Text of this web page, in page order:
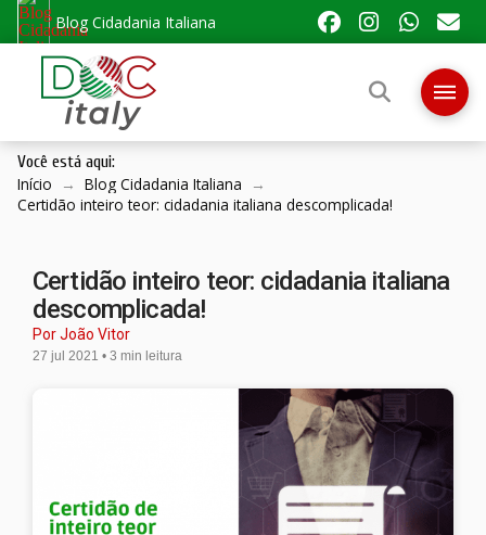
Blog Cidadania Italiana
Você está aqui:
Início → Blog Cidadania Italiana
→
Certidão inteiro teor: cidadania italiana descomplicada!
Certidão inteiro teor: cidadania italiana
descomplicada!
Por João Vitor
27 jul 2021 • 3 min leitura